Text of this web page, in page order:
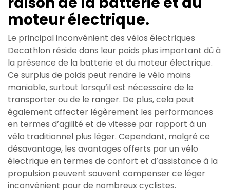
moteur électrique.
Le principal inconvénient des vélos électriques
Decathlon réside dans leur poids plus important dû à
la présence de la batterie et du moteur électrique.
Ce surplus de poids peut rendre le vélo moins
maniable, surtout lorsqu’il est nécessaire de le
transporter ou de le ranger. De plus, cela peut
également affecter légèrement les performances
en termes d’agilité et de vitesse par rapport à un
vélo traditionnel plus léger. Cependant, malgré ce
désavantage, les avantages offerts par un vélo
électrique en termes de confort et d’assistance à la
propulsion peuvent souvent compenser ce léger
inconvénient pour de nombreux cyclistes.